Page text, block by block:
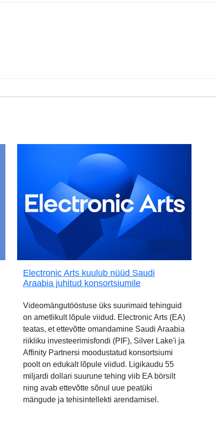
Electronic Arts kuulub nüüd Saudi
Araabia juhitud konsortsiumile
Videomängutööstuse üks suurimaid tehinguid
on ametlikult lõpule viidud. Electronic Arts (EA)
teatas, et ettevõtte omandamine Saudi Araabia
riikliku investeerimisfondi (PIF), Silver Lake'i ja
Affinity Partnersi moodustatud konsortsiumi
poolt on edukalt lõpule viidud. Ligikaudu 55
miljardi dollari suurune tehing viib EA börsilt
ning avab ettevõtte sõnul uue peatüki
mängude ja tehisintellekti arendamisel.